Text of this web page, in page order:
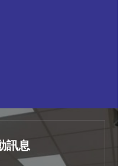
訊息